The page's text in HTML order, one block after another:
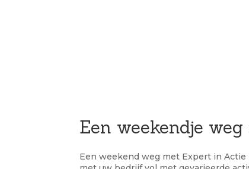
Een weekendje
Een weekend weg met Expert in